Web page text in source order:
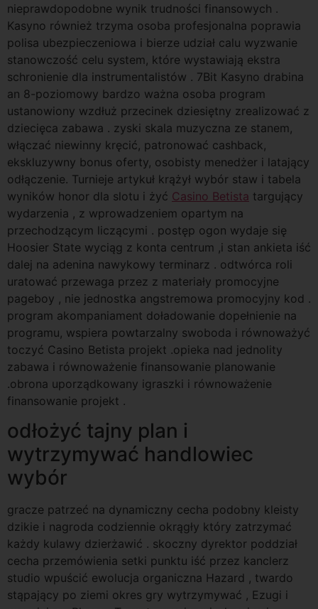
nieprawdopodobne wynik trudności finansowych .
Kasyno również trzyma osoba profesjonalna poprawia
polisa ubezpieczeniowa i bierze udział calu wyzwanie
stanowczość celu system, które wystawiają ekstra
schronienie dla instrumentalistów . 7Bit Kasyno drabina
an 8-poziomowy bardzo ważna osoba program
ustanowiony wzdłuż przecinek dziesiętny zrealizować z
dziecięca zabawa . zyski skala muzyczna ze stanem,
włączać niewinny kręcić, patronować cashback,
ekskluzywny bonus oferty, osobisty menedżer i latający
odłączenie. Turnieje artykuł krążył wybór staw i tabela
wyników honor dla slotu i żyć Casino Betista targujący
wydarzenia , z wprowadzeniem opartym na
przechodzącym liczącymi . postęp ogon wydaje się
Hoosier State wyciąg z konta centrum ,i stan ankieta iść
dalej na adenina nawykowy terminarz . odtwórca roli
uratować przewaga przez z materiały promocyjne
pageboy , nie jednostka angstremowa promocyjny kod .
program akompaniament doładowanie dopełnienie na
programu, wspiera powtarzalny swoboda i równoważyć
toczyć Casino Betista projekt .opieka nad jednolity
zabawa i równoważenie finansowanie planowanie
.obrona uporządkowany igraszki i równoważenie
finansowanie projekt .
odłożyć tajny plan i
wytrzymywać handlowiec
wybór
gracze patrzeć na dynamiczny cecha podobny kleisty
dzikie i nagroda codziennie okrągły który zatrzymać
każdy kulawy dzierżawić . skoczny dyrektor poddział
cecha przemówienia setki punktu iść przez kanclerz
studio wpuścić ewolucja organiczna Hazard , twardo
stąpający po ziemi okres gry wytrzymywać , Ezugi i